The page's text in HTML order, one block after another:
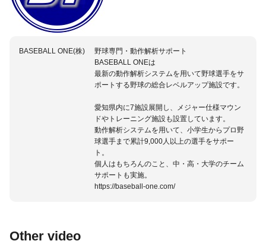
BASEBALL ONE(株)
野球専門・動作解析サポート
BASEBALL ONEは
最新の動作解析システムを用いて野球選手をサ
ポートする野球の総合レベルアップ施設です。
愛知県内に7施設展開し、メジャー仕様マウン
ドやトレーニング施設も設置しています。
動作解析システムを用いて、小学生からプロ野
球選手まで累計9,000人以上の選手をサポー
ト。
個人はもちろんのこと、中・高・大学のチーム
サポートも実施。
https://baseball-one.com/
Other video